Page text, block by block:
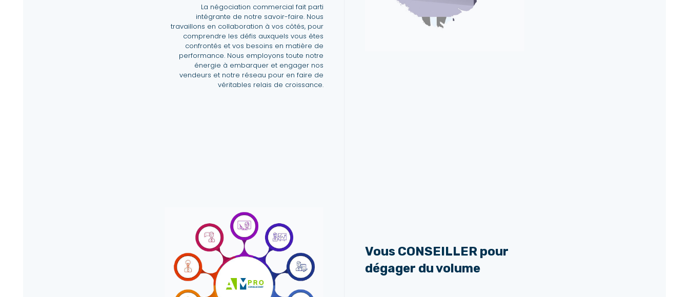
La négociation commercial fait parti
intégrante de notre savoir-faire. Nous
travaillons en collaboration à vos côtés, pour
comprendre les défis auxquels vous êtes
confrontés et vos besoins en matière de
performance. Nous employons toute notre
énergie à embarquer et engager nos
vendeurs et notre réseau pour en faire de
véritables relais de croissance.
Vous CONSEILLER pour
dégager du volume